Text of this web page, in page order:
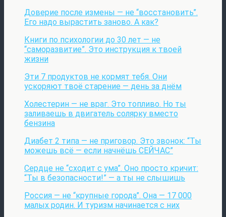
Доверие после измены — не “восстановить”.
Его надо вырастить заново. А как?
Книги по психологии до 30 лет — не
“саморазвитие”. Это инструкция к твоей
жизни
Эти 7 продуктов не кормят тебя. Они
ускоряют твоё старение — день за днём
Холестерин — не враг. Это топливо. Но ты
заливаешь в двигатель солярку вместо
бензина
Диабет 2 типа — не приговор. Это звонок: “Ты
можешь всё — если начнёшь СЕЙЧАС”
Сердце не “сходит с ума”. Оно просто кричит:
“Ты в безопасности!” — а ты не слышишь
Россия — не “крупные города”. Она — 17 000
малых родин. И туризм начинается с них